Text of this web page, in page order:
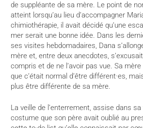
de suppléante de sa mère. Le point de
atteint lorsqu’au lieu d’accompagner
chimiothérapie, il avait décidé qu’une
mer serait une bonne idée. Dans les
ses visites hebdomadaires, Dana
mère et, entre deux anecdotes,
compris et de ne l’avoir pas vue. Sa
que c’était normal d’être différent·es,
plus être différente de sa mère.
La veille de l’enterrement, assise dans
costume que son père avait oublié au